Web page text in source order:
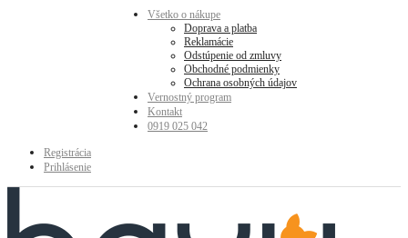
Všetko o nákupe
Doprava a platba
Reklamácie
Odstúpenie od zmluvy
Obchodné podmienky
Ochrana osobných údajov
Vernostný program
Kontakt
0919 025 042
Registrácia
Prihlásenie